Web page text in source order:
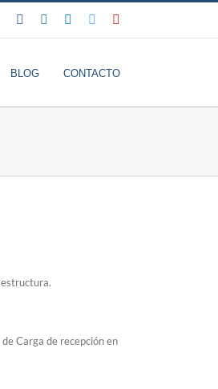
FacebookInstagramLinkedIn
Twitter
BLOG CONTACTO
Carga de recepción en